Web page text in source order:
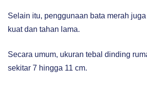
Selain itu, penggunaan bata merah
kuat dan tahan lama.
Secara umum, ukuran tebal dinding
sekitar 7 hingga 11 cm.